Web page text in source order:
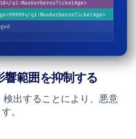
響範囲を抑制する
出することにより、悪意
。